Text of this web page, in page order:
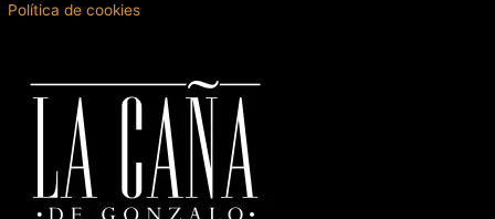
Política de cookies